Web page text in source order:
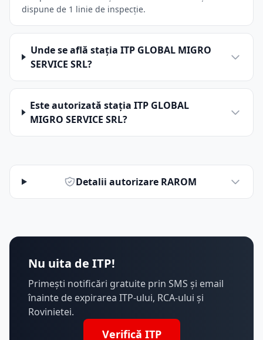
dispune de 1 linie de inspecție.
Unde se află stația ITP GLOBAL MIGRO
SERVICE SRL?
Este autorizată stația ITP GLOBAL
MIGRO SERVICE SRL?
Detalii autorizare RAROM
Nu uita de ITP!
Primești notificări gratuite prin SMS și email
înainte de expirarea ITP-ului, RCA-ului și
Rovinietei.
Verifică ITP